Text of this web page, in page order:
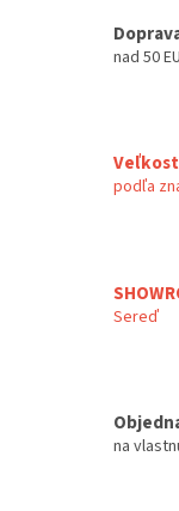
nad 50
podľa
Sereď
na